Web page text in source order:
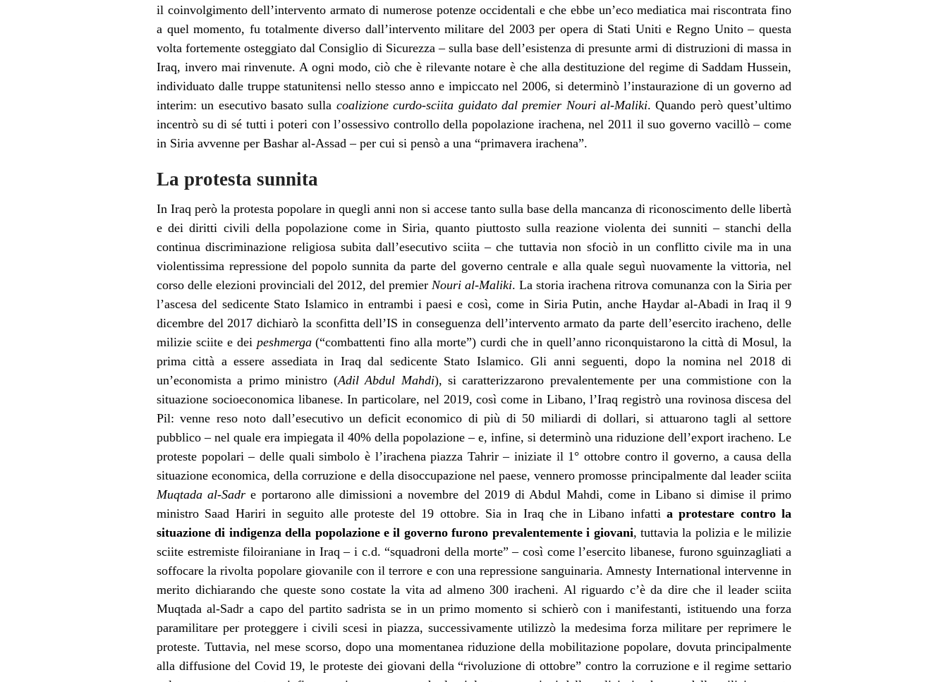
il coinvolgimento dell’intervento armato di numerose potenze occidentali e che ebbe un’eco mediatica mai riscontrata fino
a quel momento, fu totalmente diverso dall’intervento militare del 2003 per opera di Stati Uniti e Regno Unito – questa
volta fortemente osteggiato dal Consiglio di Sicurezza – sulla base dell’esistenza di presunte armi di distruzioni di massa in
Iraq, invero mai rinvenute. A ogni modo, ciò che è rilevante notare è che alla destituzione del regime di Saddam Hussein,
individuato dalle truppe statunitensi nello stesso anno e impiccato nel 2006, si determinò l’instaurazione di un governo ad
interim: un esecutivo basato sulla coalizione curdo-sciita guidato dal premier Nouri al-Maliki. Quando però quest’ultimo
incentrò su di sé tutti i poteri con l’ossessivo controllo della popolazione irachena, nel 2011 il suo governo vacillò – come
in Siria avvenne per Bashar al-Assad – per cui si pensò a una “primavera irachena”.
La protesta sunnita
In Iraq però la protesta popolare in quegli anni non si accese tanto sulla base della mancanza di riconoscimento delle libertà
e dei diritti civili della popolazione come in Siria, quanto piuttosto sulla reazione violenta dei sunniti – stanchi della
continua discriminazione religiosa subita dall’esecutivo sciita – che tuttavia non sfociò in un conflitto civile ma in una
violentissima repressione del popolo sunnita da parte del governo centrale e alla quale seguì nuovamente la vittoria, nel
corso delle elezioni provinciali del 2012, del premier Nouri al-Maliki. La storia irachena ritrova comunanza con la Siria per
l’ascesa del sedicente Stato Islamico in entrambi i paesi e così, come in Siria Putin, anche Haydar al-Abadi in Iraq il 9
dicembre del 2017 dichiarò la sconfitta dell’IS in conseguenza dell’intervento armato da parte dell’esercito iracheno, delle
milizie sciite e dei peshmerga(“combattenti fino alla morte”) curdi che in quell’anno riconquistarono la città di Mosul, la
prima città a essere assediata in Iraq dal sedicente Stato Islamico. Gli anni seguenti, dopo la nomina nel 2018 di
un’economista a primo ministro (Adil Abdul Mahdi), si caratterizzarono prevalentemente per una commistione con la
situazione socioeconomica libanese. In particolare, nel 2019, così come in Libano, l’Iraq registrò una rovinosa discesa del
Pil: venne reso noto dall’esecutivo un deficit economico di più di 50 miliardi di dollari, si attuarono tagli al settore
pubblico – nel quale era impiegata il 40% della popolazione – e, infine, si determinò una riduzione dell’export iracheno. Le
proteste popolari – delle quali simbolo è l’irachena piazza Tahrir – iniziate il 1° ottobre contro il governo, a causa della
situazione economica, della corruzione e della disoccupazione nel paese, vennero promosse principalmente dal leader sciita
Muqtada al-Sadr e portarono alle dimissioni a novembre del 2019 di Abdul Mahdi, come in Libano si dimise il primo
ministro Saad Hariri in seguito alle proteste del 19 ottobre. Sia in Iraq che in Libano infattia protestare contro la
situazione di indigenza della popolazione e il governo furono prevalentemente i giovani, tuttavia la polizia e le milizie
sciite estremiste filoiraniane in Iraq – i c.d. “squadroni della morte” – così come l’esercito libanese, furono sguinzagliati a
soffocare la rivolta popolare giovanile con il terrore e con una repressione sanguinaria. Amnesty International intervenne in
merito dichiarando che queste sono costate la vita ad almeno 300 iracheni. Al riguardo c’è da dire che il leader sciita
Muqtada al-Sadr a capo del partito sadrista se in un primo momento si schierò con i manifestanti, istituendo una forza
paramilitare per proteggere i civili scesi in piazza, successivamente utilizzò la medesima forza militare per reprimere le
proteste. Tuttavia, nel mese scorso, dopo una momentanea riduzione della mobilitazione popolare, dovuta principalmente
alla diffusione del Covid 19, leproteste dei giovanidella “rivoluzione di ottobre” contro la corruzione e il regime settario